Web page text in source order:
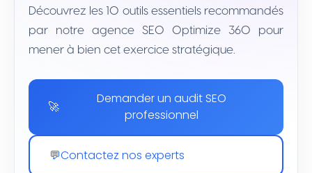
Découvrez les 10 outils essentiels recommandés
par notre agence SEO Optimize 360 pour
mener à bien cet exercice stratégique.
🚀
Demander un audit SEO
professionnel
💬Contactez nos experts